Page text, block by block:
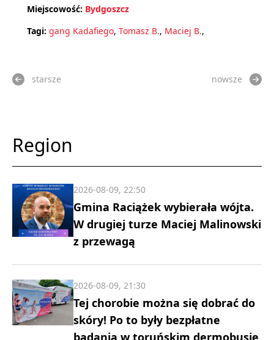
Miejscowość: Bydgoszcz
Tagi: gang Kadafiego, Tomasz B., Maciej B.,
starsze nowsze
Region
Gmina Raciążek wybierała wójta.
W drugiej turze Maciej Malinowski
z przewagą
2026-08-09, 22:50
Tej chorobie można się dobrać do
skóry! Po to były bezpłatne
badania w toruńskim dermobusie
2026-08-09, 21:30